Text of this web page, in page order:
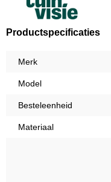
Productspecificaties
Merk
Model
Besteleenheid
Materiaal